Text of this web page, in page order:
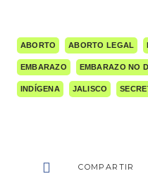
ABORTO ABORTO LEGAL
EMBARAZO EMBARAZO NO
INDÍGENA JALISCO
COMPARTIR